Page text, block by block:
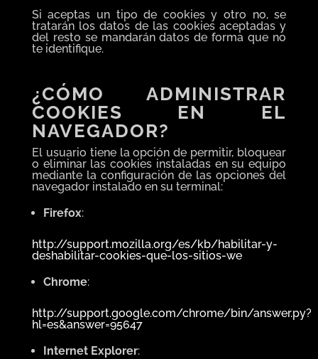
Si aceptas un tipo de cookies y otro no, se
tratarán los datos de las cookies aceptadas y
del resto se mandarán datos de forma que no
te identifique.
¿CÓMO ADMINISTRAR
COOKIES EN EL
NAVEGADOR?
El usuario tiene la opción de permitir, bloquear
o eliminar las cookies instaladas en su equipo
mediante la configuración de las opciones del
navegador instalado en su terminal:
Firefox:
http://support.mozilla.org/es/kb/habilitar-y-
deshabilitar-cookies-que-los-sitios-we
Chrome:
http://support.google.com/chrome/bin/answer.py?
hl=es&answer=95647
Internet Explorer: